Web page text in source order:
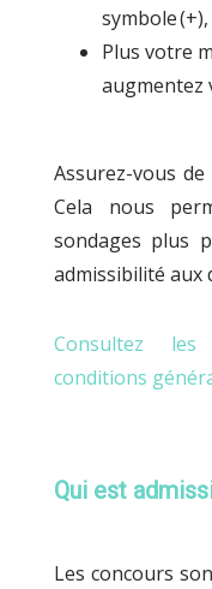
symbole
Plus votre
augmentez
Assurez-vous
Cela nous
sondages plus
admissibilité aux
Consultez
conditions
Qui est
Les concours